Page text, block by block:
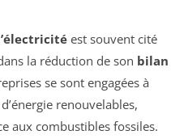
est souvent cité
la réduction de son bilan
se sont engagées à
renouvelables,
aux combustibles fossiles.